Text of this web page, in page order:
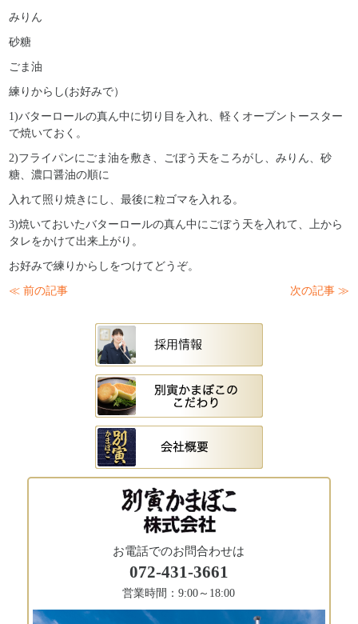
みりん
砂糖
ごま油
練りからし(お好みで）
1)バターロールの真ん中に切り目を入れ、軽くオーブントースター
で焼いておく。
2)フライパンにごま油を敷き、ごぼう天をころがし、みりん、砂
糖、濃口醤油の順に
入れて照り焼きにし、最後に粒ゴマを入れる。
3)焼いておいたバターロールの真ん中にごぼう天を入れて、上から
タレをかけて出来上がり。
お好みで練りからしをつけてどうぞ。
≪ 前の記事 次の記事 ≫
お電話でのお問合わせは
072-431-3661
営業時間：9:00～18:00